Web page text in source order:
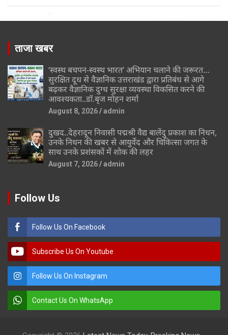
ताजा खबर
‘स्वस्थ बचपन-स्वस्थ भारत’ अभियान चलाने की जरूरत…
सुरक्षित दूध से वैज्ञानिक उत्तराखंड द्वारा प्रतिबंध से आगे
बढ़कर वैज्ञानिक दुग्ध सुरक्षा व्यवस्था विकसित करने की
आवश्यकता..डॉ.बृज मोहन शर्मा
August 8, 2026 admin
दुखद..देहरादून निवासी पद्मश्री वैद्य बालेंदु प्रकाश का निधन,
उनके निधन की खबर से आयुर्वेद और चिकित्सा जगत के
साथ उनके प्रशंसकों में शोक की लहर
August 7, 2026 admin
Follow Us
Follow Us On Facebook
Subscribe Us On Youtube
Follow Us On Instagram
Contact Us On WhatsApp